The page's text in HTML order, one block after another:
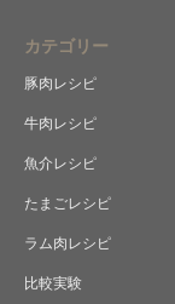
カテゴリー
豚肉レシピ
牛肉レシピ
魚介レシピ
たまごレシピ
ラム肉レシピ
比較実験